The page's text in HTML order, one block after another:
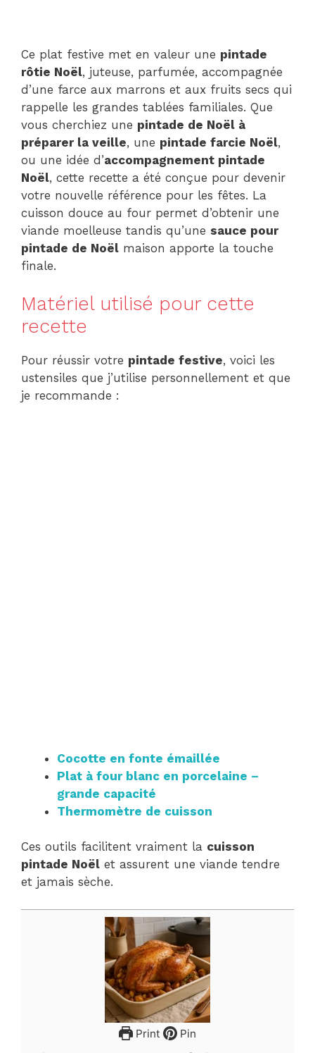
Ce plat festive met en valeur une pintade
rôtie Noël, juteuse, parfumée, accompagnée
d’une farce aux marrons et aux fruits secs qui
rappelle les grandes tablées familiales. Que
vous cherchiez une pintade de Noël à
préparer la veille, une pintade farcie Noël,
ou une idée d’accompagnement pintade
Noël, cette recette a été conçue pour devenir
votre nouvelle référence pour les fêtes. La
cuisson douce au four permet d’obtenir une
viande moelleuse tandis qu’une sauce pour
pintade de Noël maison apporte la touche
finale.
Matériel utilisé pour cette
recette
Pour réussir votre pintade festive, voici les
ustensiles que j’utilise personnellement et que
je recommande :
Cocotte en fonte émaillée
Plat à four blanc en porcelaine –
grande capacité
Thermomètre de cuisson
Ces outils facilitent vraiment la cuisson
pintade Noël et assurent une viande tendre
et jamais sèche.
Print Pin